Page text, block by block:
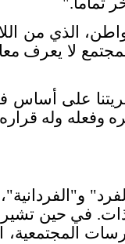
الذي من
لا يعرف
على أساس
وفعله وله
في حين تشير
المجتمعية،